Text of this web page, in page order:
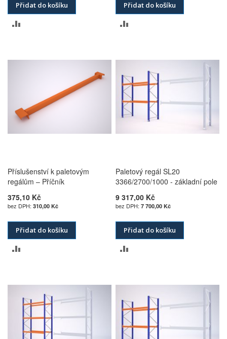
Přidat do košíku
POROVNÁNÍ
Přidat do košíku
POROVNÁNÍ
Příslušenství k paletovým
regálům – Příčník
375,10 Kč
310,00 Kč
Přidat do košíku
POROVNÁNÍ
Paletový regál SL20
3366/2700/1000 - základní pole
9 317,00 Kč
7 700,00 Kč
Přidat do košíku
POROVNÁNÍ